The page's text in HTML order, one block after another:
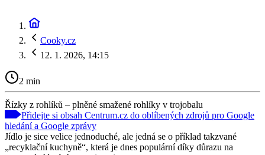
Cooky.cz
12. 1. 2026, 14:15
2 min
Řízky z rohlíků – plněné smažené rohlíky v trojobalu
Přidejte si obsah Centrum.cz do oblíbených zdrojů pro Google
hledání a Google zprávy
Jídlo je sice velice jednoduché, ale jedná se o příklad takzvané
„recyklační kuchyně“, která je dnes populární díky důrazu na